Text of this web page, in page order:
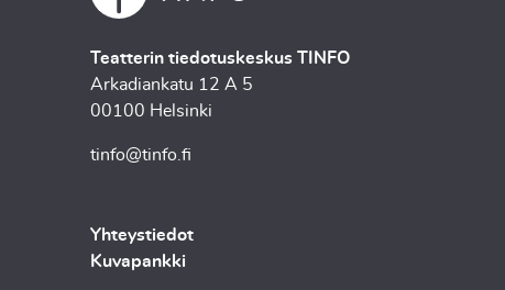
Teatterin tiedotuskeskus TINFO
Arkadiankatu 12 A 5
00100 Helsinki
tinfo@tinfo.fi
Yhteystiedot
Kuvapankki